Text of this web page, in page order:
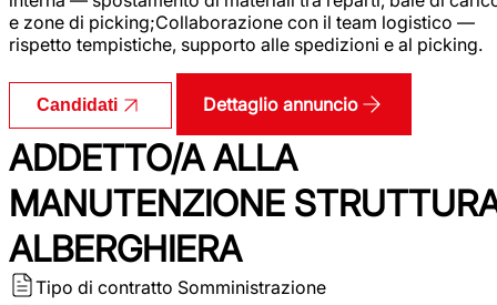
e zone di picking;Collaborazione con il team logistico —
rispetto tempistiche, supporto alle spedizioni e al picking.
Candidati Dettaglio annuncio
ADDETTO/A ALLA
MANUTENZIONE
ALBERGHIERA
Tipo di contratto Somministrazione